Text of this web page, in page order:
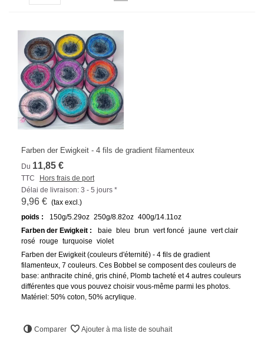
Farben der Ewigkeit - 4 fils de gradient filamenteux
Du 11,85 €
TTC
Hors frais de port
Délai de livraison: 3 - 5 jours *
9,96 € (tax excl.)
poids :
150g/5.29oz 250g/8.82oz 400g/14.11oz
Farben der Ewigkeit :
baie bleu brun vert foncé jaune vert clair
rosé rouge turquoise violet
Farben der Ewigkeit (couleurs d'éternité) - 4 fils de gradient
filamenteux, 7 couleurs. Ces Bobbel se composent des couleurs de
base: anthracite chiné, gris chiné, Plomb tacheté et 4 autres couleurs
différentes que vous pouvez choisir vous-même parmi les photos.
Matériel: 50% coton, 50% acrylique.
Comparer Ajouter à ma liste de souhait